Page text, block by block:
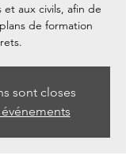
aux civils, afin de
de formation
sont closes